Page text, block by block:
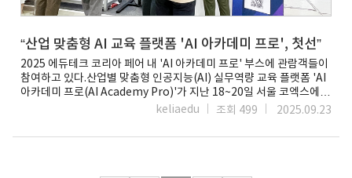
프로그램은 대학생은 물론 각층의 산업 현장에서 요구하는 필수 직무
한다. 산업 현장은 물론 대학에서는 취업률 향상에도 기여하는 것으로
평가받고 있다. 업계 전문가들은 “글로벌 표준 자격증 준비부터 실무
역량 강화까지 원스톱으로 제공하는 스킬소프트 플랫폼이 국내
대학의 디지털 교육 혁신과 산학 연계 강화에 중요한 촉매제가 될
것”이라고 전망했다. 정하정 기자 nse033@etnews.com출처 :
idxno=16684
인증체계를 통해 학습자의 객관적 역량 인증을 지원한다.이들은 'AI
전문가) △AI 분야(머신러닝 엔지니어, 데이터 과학자) △보안 분야
(사이버보안 전문가, 보안 분석가) △기술 확장 분야(클라우드
엔지니어, 블록체인 개발자, AR 개발자) 등 다양한 직무군을 포괄하는
전문 교육 과정을 제공한다.그러나 민간을 넘어 정부 차원의 AI 인재
양성과 관련해 체계적인 지원책이 이어져야 한다는 의견도 있다.
노규성 한국생성형AI연구원장은 “AI 전문 인력을 체계적으로
핵심”이라며 “우리에게 필요한 것은 산업별·전문 영역별로 특화된
“산업 맞춤형 AI 교육 플랫폼 'AI 아카데미 프로', 첫선”
2025 에듀테크 코리아 페어 내 'AI 아카데미 프로' 부스에 관람객들이
참여하고 있다.산업별 맞춤형 인공지능(AI) 실무역량 교육 플랫폼 'AI
아카데미 프로(AI Academy Pro)'가 지난 18~20일 서울 코엑스에서
열린 '2025 에듀테크 코리아 페어'에서 첫선을 보였다.박람회 현장
배지 체험 등을 직접 경험했다. 할인쿠폰 제공, 수강권 추첨 이벤트 등
keliaedu 조회 499 2025.09.23